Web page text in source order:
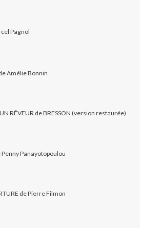
Pagnol
Amélie Bonnin
RÊVEUR de BRESSON (version restaurée)
Penny Panayotopoulou
de Pierre Filmon